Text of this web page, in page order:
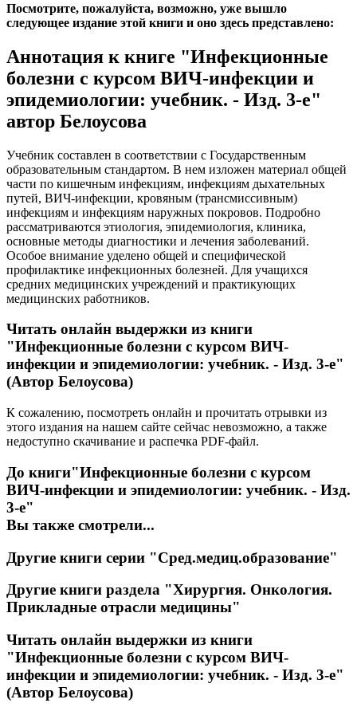
Посмотрите, пожалуйста, возможно, уже вышло
следующее издание этой книги и оно здесь представлено:
Аннотация к книге "Инфекционные
болезни с курсом ВИЧ-инфекции и
эпидемиологии: учебник. - Изд. 3-е"
автор Белоусова
Учебник составлен в соответствии с Государственным
образовательным стандартом. В нем изложен материал общей
части по кишечным инфекциям, инфекциям дыхательных
путей, ВИЧ-инфекции, кровяным (трансмиссивным)
инфекциям и инфекциям наружных покровов. Подробно
рассматриваются этиология, эпидемиология, клиника,
основные методы диагностики и лечения заболеваний.
Особое внимание уделено общей и специфической
профилактике инфекционных болезней. Для учащихся
средних медицинских учреждений и практикующих
медицинских работников.
Читать онлайн выдержки из книги
"Инфекционные болезни с курсом ВИЧ-
инфекции и эпидемиологии: учебник. - Изд. 3-е"
(Автор Белоусова)
К сожалению, посмотреть онлайн и прочитать отрывки из
этого издания на нашем сайте сейчас невозможно, а также
недоступно скачивание и распечка PDF-файл.
До книги"Инфекционные болезни с курсом
ВИЧ-инфекции и эпидемиологии: учебник. - Изд.
3-е"
Вы также смотрели...
Другие книги серии "Сред.медиц.образование"
Другие книги раздела "Хирургия. Онкология.
Прикладные отрасли медицины"
Читать онлайн выдержки из книги
"Инфекционные болезни с курсом ВИЧ-
инфекции и эпидемиологии: учебник. - Изд. 3-е"
(Автор Белоусова)